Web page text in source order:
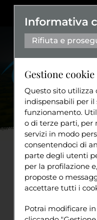
Organigramma
Statuto
Diventa
Sport
Home Progetti
Patrizia
– Yoga a
Informativa
Rifiuta e
Gestione cookie
Questo sito utilizza
indispensabili per il
funzionamento.
o di terze parti, per
servizi in modo
consentendoci di
parte degli utenti
per la profilazione
proposte o
accettare tutti i
compaiono sulle
Potrai modificare